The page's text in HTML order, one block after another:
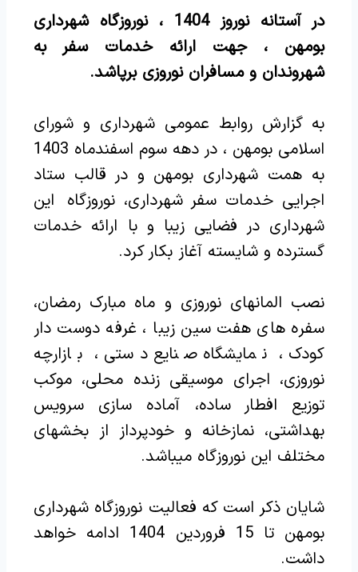
در آستانه نوروز 1404 ، نوروزگاه شهرداری
بومهن ، جهت ارائه خدمات سفر به
شهروندان و مسافران نوروزی برپاشد.
به گزارش روابط عمومی شهرداری و شورای
اسلامی بومهن ، در دهه سوم اسفندماه 1403
به همت شهرداری بومهن و در قالب ستاد
اجرایی خدمات سفر شهرداری، نوروزگاه این
شهرداری در فضایی زیبا و با ارائه خدمات
گسترده و شایسته آغاز بکار کرد.
نصب المانهای نوروزی و ماه مبارک رمضان،
سفره های هفت سین زیبا ، غرفه دوست دار
کودک ، نمایشگاه صنایع دستی ، بازارچه
نوروزی، اجرای موسیقی زنده محلی، موکب
توزیع افطار ساده، آماده سازی سرویس
بهداشتی، نمازخانه و خودپرداز از بخشهای
مختلف این نوروزگاه میباشد.
شایان ذکر است که فعالیت نوروزگاه شهرداری
بومهن تا 15 فروردین 1404 ادامه خواهد
داشت.